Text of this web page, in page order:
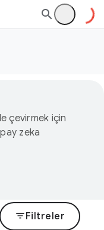
çevirmek için
zeka
filter_listFiltreler